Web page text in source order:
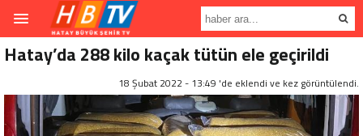
Hatay’da 288 kilo kaçak tütün ele geçirildi
18 Şubat 2022 - 13:49 'de eklendi ve kez görüntülendi.